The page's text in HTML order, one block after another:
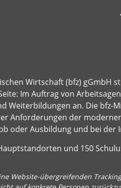
Wirtschaft (bfz) gGmbH
Im Auftrag von
Weiterbildungen an. Die bfz-
Anforderungen der
oder Ausbildung und bei der
und 150
Website-übergreifenden